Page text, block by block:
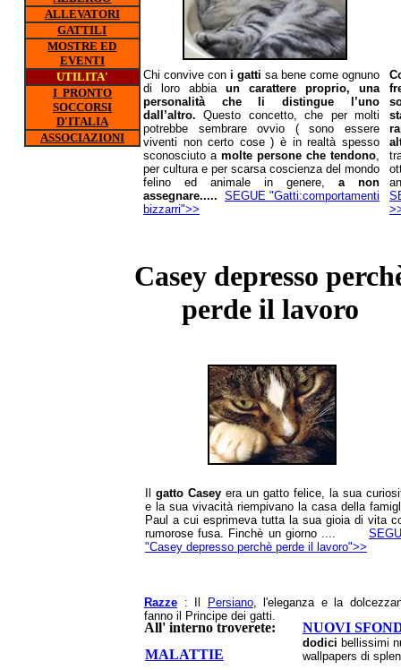
Razze : Il Persiano, l'eleganza e la
fanno il Principe dei gatti.
ALLEVATORI
GATTILI
MOSTRE ED
EVENTI
UTILITA'
I PRONTO
SOCCORSI
D'ITALIA
ASSOCIAZIONI
Chi convive con i gatti sa bene come ognuno
di loro abbia un carattere proprio, una
personalità che li distingue l’uno
dall’altro. Questo concetto, che per molti
potrebbe sembrare ovvio ( sono essere
viventi non certo cose ) è in realtà spesso
sconosciuto a molte persone che tendono,
per cultura e per scarsa coscienza del mondo
felino ed animale in genere, a non
assegnare..... SEGUE "Gatti:comportamenti
bizzarri">>
gatto Casey era un gatto felice, la sua
e la sua vivacità riempivano la casa della
Paul a cui esprimeva tutta la sua gioia di vita
rumorose fusa. Finchè un giorno ....
"Casey depresso perchè perde il lavoro">>
Casey depresso
perde il lavoro
All' interno troverete:
MALATTIE
NUOVI
dodici bellissimi
wallpapers di